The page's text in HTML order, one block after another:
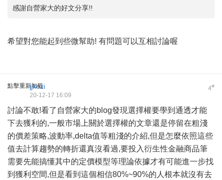
感謝自營家大的好文分享!!
希望對您能起到些微幫助! 有問題可以互相討論喔
點擊重新加載 4#
jjkozi
20-12-17 16:09
討論不敢!看了自營家大的blog發現選擇權要學到通透才能
下去獲利的,一般市場上關於選擇權的文章還是停留在粗淺
的價差策略,波動率,delta值等粗淺的介紹,但是怎麼依照這些
值去計算趨勢的轉折還真沒看過,要投入衍生性金融商品筆
需要先能搞懂其中的定價模型等理論依據才有可能進一步找
到獲利空間,但是看到這個相信80%~90%的人根本就沒有去